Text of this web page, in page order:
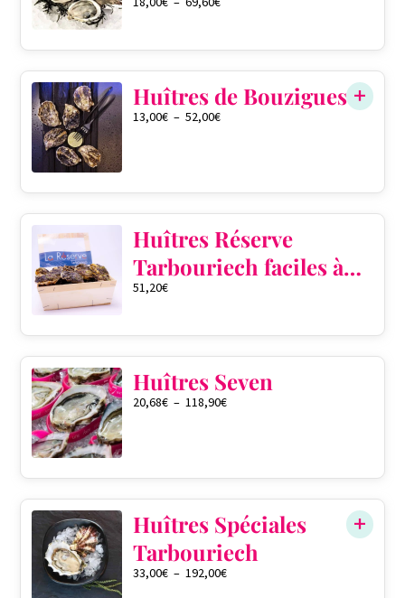
Huîtres de Bouzigues
13,00€ – 52,00€
Huîtres Réserve
Tarbouriech faciles à
ouvrir pré ouvertes
51,20€
Huîtres Seven
20,68€ – 118,90€
Huîtres Spéciales
Tarbouriech
33,00€ – 192,00€